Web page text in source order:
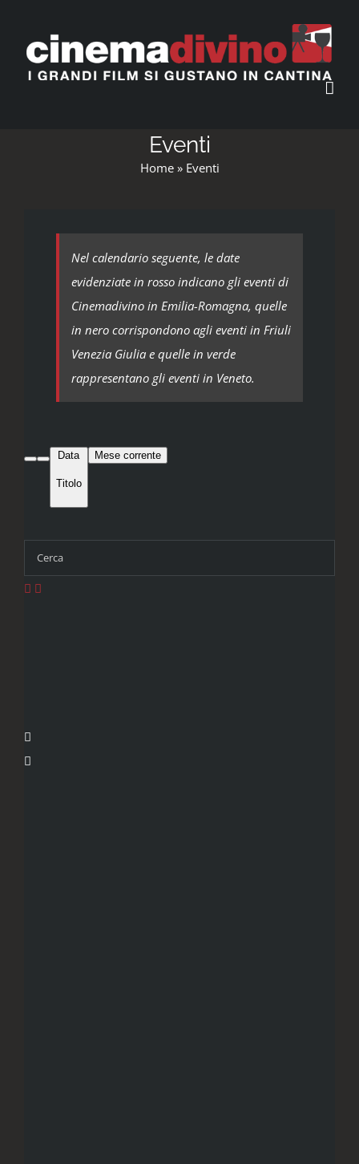
contenuto
Eventi
Home» Eventi
Nel calendario seguente, le date
evidenziate in rosso indicano gli eventi di
Cinemadivino in Emilia-Romagna, quelle
in nero corrispondono agli eventi in Friuli
Venezia Giulia e quelle in verde
rappresentano gli eventi in Veneto.
Data
Titolo
Mese corrente
Cerca